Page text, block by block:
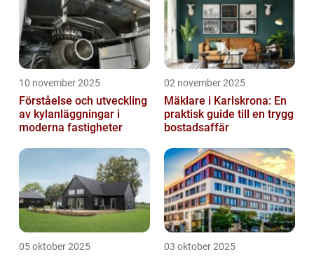
10 november 2025
Förståelse och utveckling
av kylanläggningar i
moderna fastigheter
02 november 2025
Mäklare i Karlskrona: En
praktisk guide till en trygg
bostadsaffär
05 oktober 2025 03 oktober 2025